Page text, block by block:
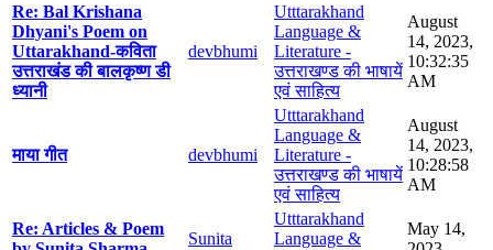
Re: Bal Krishana
Dhyani's Poem on
Uttarakhand-कविता
उत्तराखंड की बालकृष्ण डी
ध्यानी
devbhumi
Utttarakhand
Language &
Literature -
उत्तराखण्ड की भाषायें
एवं साहित्य
August
14, 2023,
10:32:35
AM
माया गीत devbhumi
Utttarakhand
Language &
Literature -
उत्तराखण्ड की भाषायें
एवं साहित्य
August
14, 2023,
10:28:58
AM
Re: Articles & Poem
Sunita
Utttarakhand
Language &
May 14,